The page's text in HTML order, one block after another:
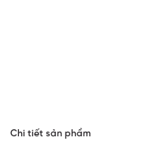
Chi tiết sản phẩm